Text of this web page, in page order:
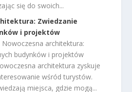
się do swoich...
Zwiedzanie
i projektów
Nowoczesna architektura:
budynków i projektów
architektura zyskuje
wśród turystów.
miejsca, gdzie mogą...